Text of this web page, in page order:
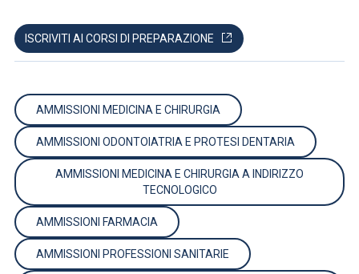
ISCRIVITI AI CORSI DI PREPARAZIONE
AMMISSIONI MEDICINA E CHIRURGIA
AMMISSIONI ODONTOIATRIA E PROTESI DENTARIA
AMMISSIONI MEDICINA E CHIRURGIA A INDIRIZZO
TECNOLOGICO
AMMISSIONI FARMACIA
AMMISSIONI PROFESSIONI SANITARIE